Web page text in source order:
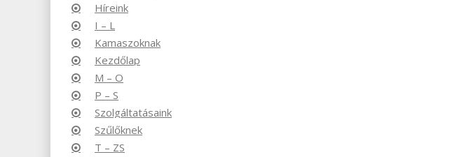
Híreink
I – L
Kamaszoknak
Kezdőlap
M – O
P – S
Szolgáltatásaink
Szűlőknek
T – ZS